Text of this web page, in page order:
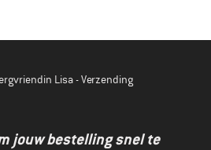
Lisa - Verzending
jouw bestelling snel te